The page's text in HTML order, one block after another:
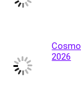
2026